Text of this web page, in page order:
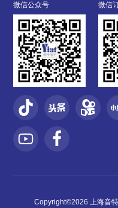
微信公众号
微信
Copyright©2026 上海音